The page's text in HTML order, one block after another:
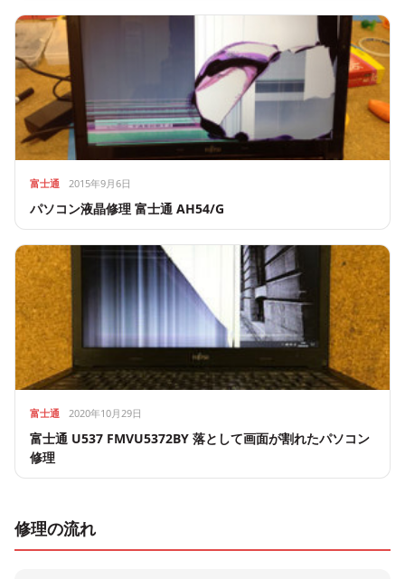
富士通 2015年9月6日
パソコン液晶修理 富士通 AH54/G
富士通 2020年10月29日
富士通 U537 FMVU5372BY 落として画面が割れたパソコン
修理
修理の流れ